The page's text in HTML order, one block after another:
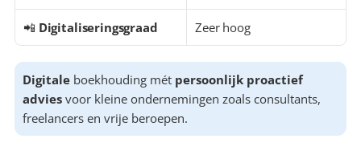
📲 Digitaliseringsgraad Zeer hoog
Digitale boekhouding mét persoonlijk proactief
advies voor kleine ondernemingen zoals consultants,
freelancers en vrije beroepen.